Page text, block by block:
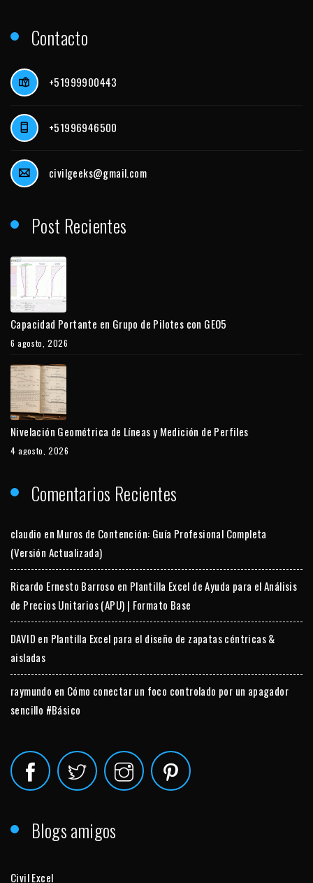
Contacto
+51999900443
+51996946500
civilgeeks@gmail.com
Post Recientes
Capacidad Portante en Grupo de Pilotes con GEO5
6 agosto, 2026
Nivelación Geométrica de Líneas y Medición de Perfiles
4 agosto, 2026
Comentarios Recientes
claudio en Muros de Contención: Guía Profesional Completa
(Versión Actualizada)
Ricardo Ernesto Barroso en Plantilla Excel de Ayuda para el Análisis
de Precios Unitarios (APU) | Formato Base
DAVID en Plantilla Excel para el diseño de zapatas céntricas &
aisladas
raymundo en Cómo conectar un foco controlado por un apagador
sencillo #Básico
Blogs amigos
Civil Excel